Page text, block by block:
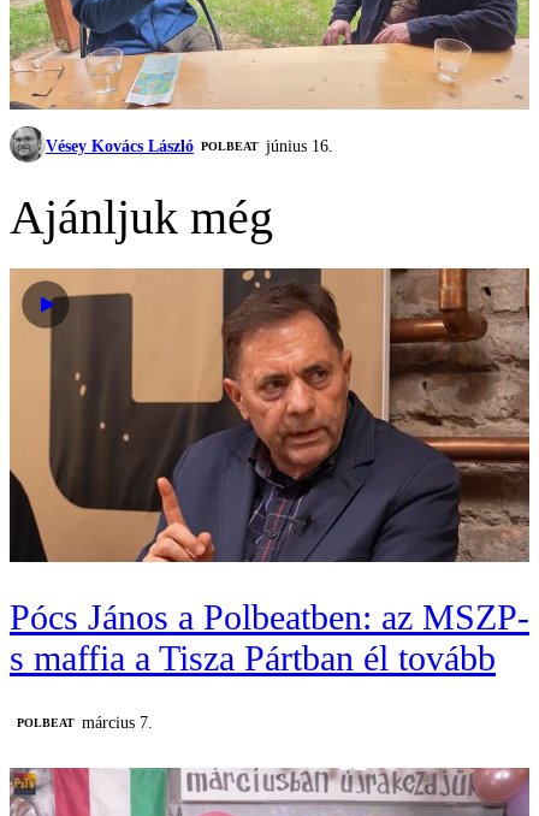
Vésey Kovács László ‎POLBEAT június 16.
Ajánljuk még
Pócs János a Polbeatben: az MSZP-
s maffia a Tisza Pártban él tovább
‎POLBEAT március 7.